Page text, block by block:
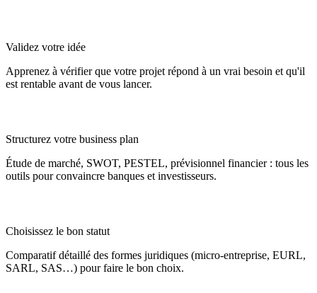
Validez votre idée
Apprenez à vérifier que votre projet répond à un vrai besoin et qu'il
est rentable avant de vous lancer.
Structurez votre business plan
Étude de marché, SWOT, PESTEL, prévisionnel financier : tous les
outils pour convaincre banques et investisseurs.
Choisissez le bon statut
Comparatif détaillé des formes juridiques (micro-entreprise, EURL,
SARL, SAS…) pour faire le bon choix.